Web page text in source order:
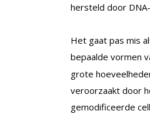
hersteld door
Het gaat pas mis
bepaalde vormen
grote
veroorzaakt door
gemodificeerde